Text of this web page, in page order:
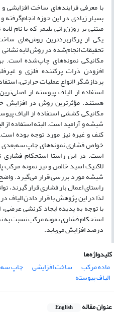
با معرفی فرایندهای ساخت افزایشی
بسیار زیادی در این حوزه
مبتنی بر روزن‌رانی پلیمر که با نام
یکی از پرکاربردترین روش‌های
تحقیقات انجام‌شده در روش لایه
مکانیکی نمونه‌های چاپ‌شده است.
افزودن ذرات پرکننده فلزی و
پردازشگر (انواع عملیات حرارتی،
استفاده از الیاف پیوسته از
هستند. مؤثرترین روش در افزایش
مکانیکی کششی استفاده از الیاف
شیشه و آرامید است. البته استفاده از
کنف و غیره نیز مورد توجه بوده
خواص فشاری نمونه‌های چاپ سه‌بعدی
است. در این راستا استحکام فشاری
لاکتیک اسید خالص و نیز نمونه مرکب
شیشه مورد بررسی قرار می‌گیرد.
راستای اعمال بار فشاری قرار گیرند،
لذا در این پژوهش با قرار دادن الیاف
با توجه به پدیده ایجاد کرنشی
درصد افزایش می‌یابد.
کلیدواژه‌ها
ماده مرکب
ساخت افزایشی چاپ
الیاف پیوسته
عنوان مقاله English